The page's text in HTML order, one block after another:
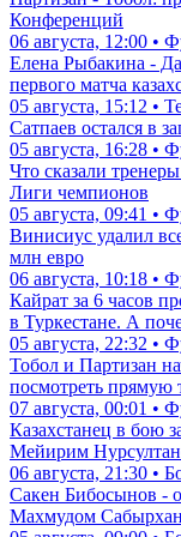
Конференций
06 августа, 12:00 •
Елена Рыбакина -
первого матча
05 августа, 15:12 •
Сатпаев остался в
05 августа, 16:28 •
Что сказали
Лиги чемпионов
05 августа, 09:41 •
Винисиус удалил
млн евро
06 августа, 10:18 •
Кайрат за 6 часов
в Туркестане. А
05 августа, 22:32 •
Тобол и Партизан
посмотреть прямую
07 августа, 00:01 •
Казахстанец в бою
Мейирим
06 августа, 21:30 •
Сакен Бибосынов -
Махмудом